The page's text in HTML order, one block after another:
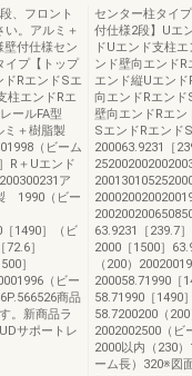
、フロント
い。アルミ＋
付仕様セン
イプ【トップ
ドRエンドSエ
柱エンドRエ
ールFA型
ミ＋樹脂製
（ビーム
R＋Uエンド
ア
1990（ビー
1490］（ビ
］
］
（ビー
商品
。新商品ラ
サポートレ
センター柱タイ
付仕様2段】Uエ
ドUエンド支柱
ンド壁向エンド
エンド縦Uエン
向エンドRエン
壁向エンドRエ
SエンドRエンド
200063.9231［
63.9231［239.7
2000［1500］
（200）
200058.71990［
58.71990［1490
58.7200200（
2002002500（ビ
2000以内（230
ーム長）320※図